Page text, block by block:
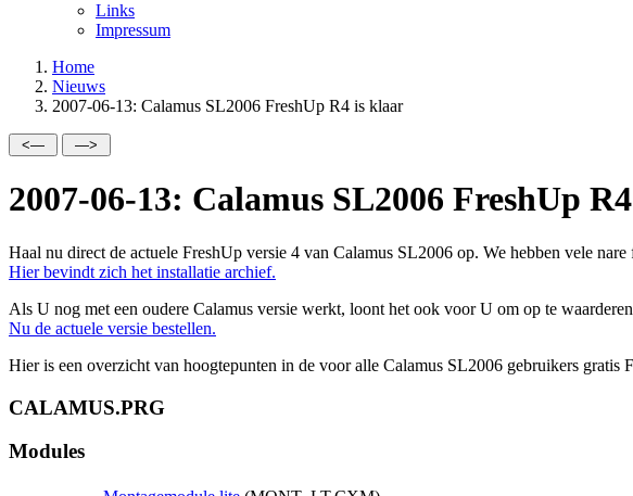
Links
Impressum
Home
Nieuws
2007-06-13: Calamus SL2006 FreshUp R4 is klaar
2007-06-13: Calamus SL2006 FreshUp
Haal nu direct de actuele FreshUp versie 4 van Calamus SL2006 op. We hebben vele
Hier bevindt zich het installatie archief.
Als U nog met een oudere Calamus versie werkt, loont het ook voor U om op te
Nu de actuele versie bestellen.
Hier is een overzicht van hoogtepunten in de voor alle Calamus SL2006 gebruikers
CALAMUS.PRG
Modules